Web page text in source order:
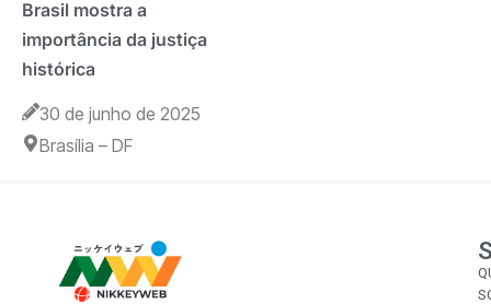
Brasil mostra a
importância da justiça
histórica
30 de junho de 2025
Brasília – DF